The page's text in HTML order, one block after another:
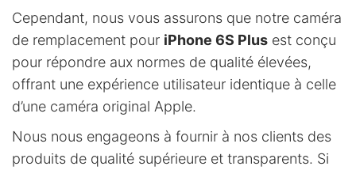
Cependant, nous vous assurons que notre caméra
de remplacement pour iPhone 6S Plus est conçu
pour répondre aux normes de qualité élevées,
offrant une expérience utilisateur identique à celle
d’une caméra original Apple.
Nous nous engageons à fournir à nos clients des
produits de qualité supérieure et transparents. Si